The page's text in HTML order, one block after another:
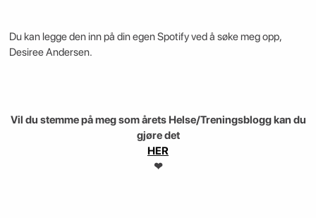
Du kan legge den inn på din egen Spotify ved å søke meg opp,
Desiree Andersen.
Vil du stemme på meg som årets Helse/Treningsblogg kan du
gjøre det
HER
❤